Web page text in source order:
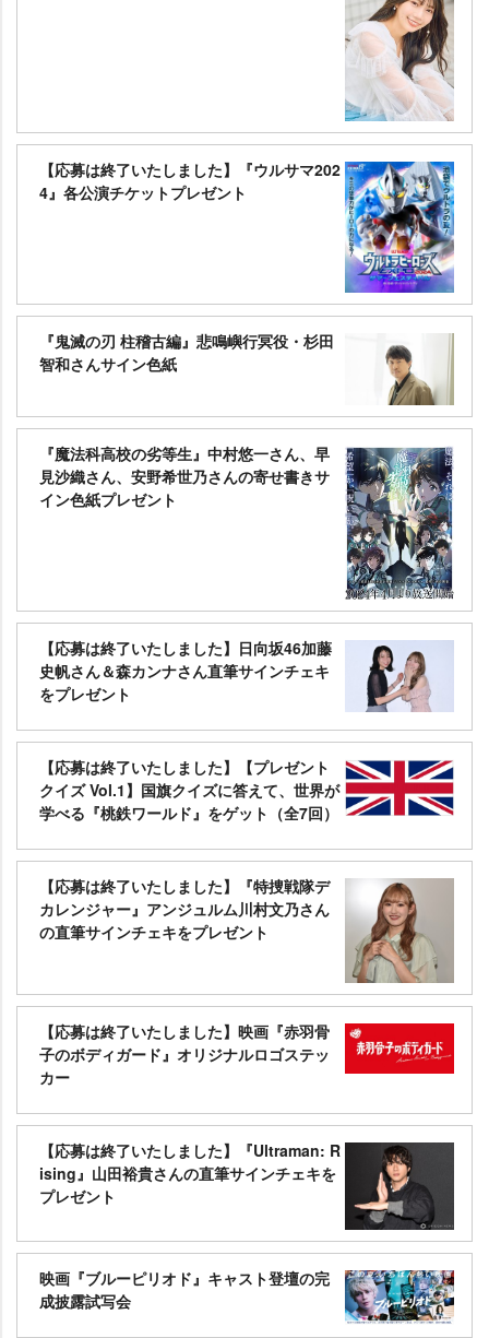
【応募は終了いたしました】『ウルサマ202
4』各公演チケットプレゼント
『鬼滅の刃 柱稽古編』悲鳴嶼行冥役・杉田
智和さんサイン色紙
『魔法科高校の劣等生』中村悠一さん、早
見沙織さん、安野希世乃さんの寄せ書きサ
イン色紙プレゼント
【応募は終了いたしました】日向坂46加藤
史帆さん＆森カンナさん直筆サインチェキ
をプレゼント
【応募は終了いたしました】【プレゼント
クイズ Vol.1】国旗クイズに答えて、世界が
学べる『桃鉄ワールド』をゲット（全7回）
【応募は終了いたしました】『特捜戦隊デ
カレンジャー』アンジュルム川村文乃さん
の直筆サインチェキをプレゼント
【応募は終了いたしました】映画『赤羽骨
子のボディガード』オリジナルロゴステッ
カー
【応募は終了いたしました】『Ultraman: R
ising』山田裕貴さんの直筆サインチェキを
プレゼント
映画『ブルーピリオド』キャスト登壇の完
成披露試写会